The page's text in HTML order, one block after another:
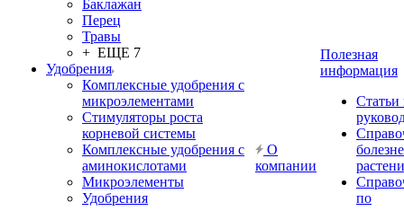
Баклажан
Перец
Травы
+ ЕЩЕ 7
Удобрения
Комплексные удобрения с
микроэлементами
Стимуляторы роста
корневой системы
Комплексные удобрения с
аминокислотами
Микроэлементы
Удобрения
О
компании
Полезная
информация
Статьи
по